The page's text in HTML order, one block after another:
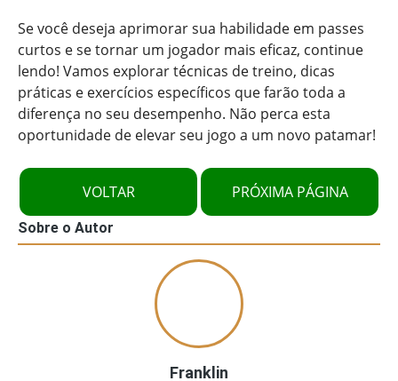
Se você deseja aprimorar sua habilidade em passes
curtos e se tornar um jogador mais eficaz, continue
lendo! Vamos explorar técnicas de treino, dicas
práticas e exercícios específicos que farão toda a
diferença no seu desempenho. Não perca esta
oportunidade de elevar seu jogo a um novo patamar!
VOLTAR PRÓXIMA PÁGINA
Sobre o Autor
Franklin